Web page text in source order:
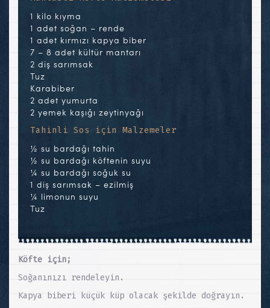
1 kilo kıyma
1 adet soğan – rende
1 adet kırmızı kapya biber
7 – 8 adet kültür mantarı
2 diş sarımsak
Tuz
Karabiber
2 adet yumurta
2 yemek kaşığı zeytinyağı
Tahinli Sos için Malzemeler
½ su bardağı tahin
½ su bardağı köftenin suyu
¼ su bardağı soğuk su
1 diş sarımsak – ezilmiş
¼ limonun suyu
Tuz
Köfte için;
Soğanınızı rendeleyin.
Kapya biberi küçük küp olacak şekilde doğrayın.